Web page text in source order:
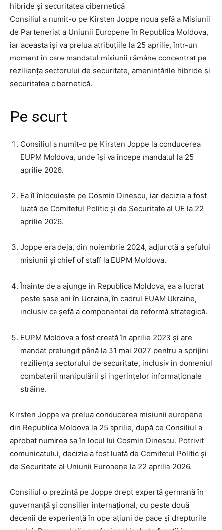
hibride și securitatea cibernetică
Consiliul a numit-o pe Kirsten Joppe noua șefă a Misiunii
de Parteneriat a Uniunii Europene în Republica Moldova,
iar aceasta își va prelua atribuțiile la 25 aprilie, într-un
moment în care mandatul misiunii rămâne concentrat pe
reziliența sectorului de securitate, amenințările hibride și
securitatea cibernetică.
Pe scurt
Consiliul a numit-o pe Kirsten Joppe la conducerea
EUPM Moldova, unde își va începe mandatul la 25
aprilie 2026.
Ea îl înlocuiește pe Cosmin Dinescu, iar decizia a fost
luată de Comitetul Politic și de Securitate al UE la 22
aprilie 2026.
Joppe era deja, din noiembrie 2024, adjunctă a șefului
misiunii și chief of staff la EUPM Moldova.
Înainte de a ajunge în Republica Moldova, ea a lucrat
peste șase ani în Ucraina, în cadrul EUAM Ukraine,
inclusiv ca șefă a componentei de reformă strategică.
EUPM Moldova a fost creată în aprilie 2023 și are
mandat prelungit până la 31 mai 2027 pentru a sprijini
reziliența sectorului de securitate, inclusiv în domeniul
combaterii manipulării și ingerințelor informaționale
străine.
Kirsten Joppe va prelua conducerea misiunii europene
din Republica Moldova la 25 aprilie, după ce Consiliul a
aprobat numirea sa în locul lui Cosmin Dinescu. Potrivit
comunicatului, decizia a fost luată de Comitetul Politic și
de Securitate al Uniunii Europene la 22 aprilie 2026.
Consiliul o prezintă pe Joppe drept expertă germană în
guvernanță și consilier internațional, cu peste două
decenii de experiență în operațiuni de pace și drepturile